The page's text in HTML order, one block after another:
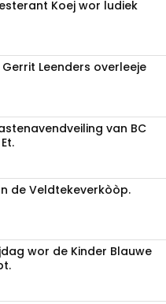
Koej wor ludiek
Leenders overleeje
van BC
de Veldtekeverkòòp.
wor de Kinder Blauwe